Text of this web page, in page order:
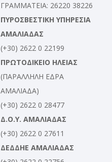
ΓΡΑΜΜΑΤΕΙΑ: 26220 38226
ΠΥΡΟΣΒΕΣΤΙΚΗ ΥΠΗΡΕΣΙΑ
ΑΜΑΛΙΑΔΑΣ
(+30) 2622 0 22199
ΠΡΩΤΟΔΙΚΕΙΟ ΗΛΕΙΑΣ
(ΠΑΡΑΛΛΗΛΗ ΕΔΡΑ
ΑΜΑΛΙΑΔΑ)
(+30) 2622 0 28477
Δ.Ο.Υ. ΑΜΑΛΙΑΔΑΣ
(+30) 2622 0 27611
ΔΕΔΔΗΕ ΑΜΑΛΙΑΔΑΣ